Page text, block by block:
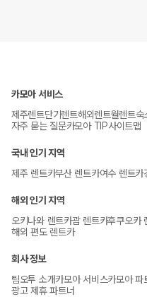
카모아 서비스
제주렌트단기렌트해외렌트월렌트숙
자주 묻는 질문카모아 TIP사이트맵
국내 인기 지역
제주 렌트카부산 렌트카여수 렌트카
해외 인기 지역
오키나와 렌트카괌 렌트카후쿠오카
해외 편도 렌트카
회사 정보
팀오투 소개카모아 서비스카모아 파
광고 제휴 파트너